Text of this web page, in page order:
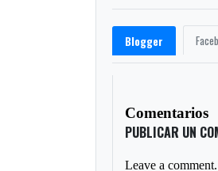
Blogger
Comentarios
PUBLICAR UN
Leave a